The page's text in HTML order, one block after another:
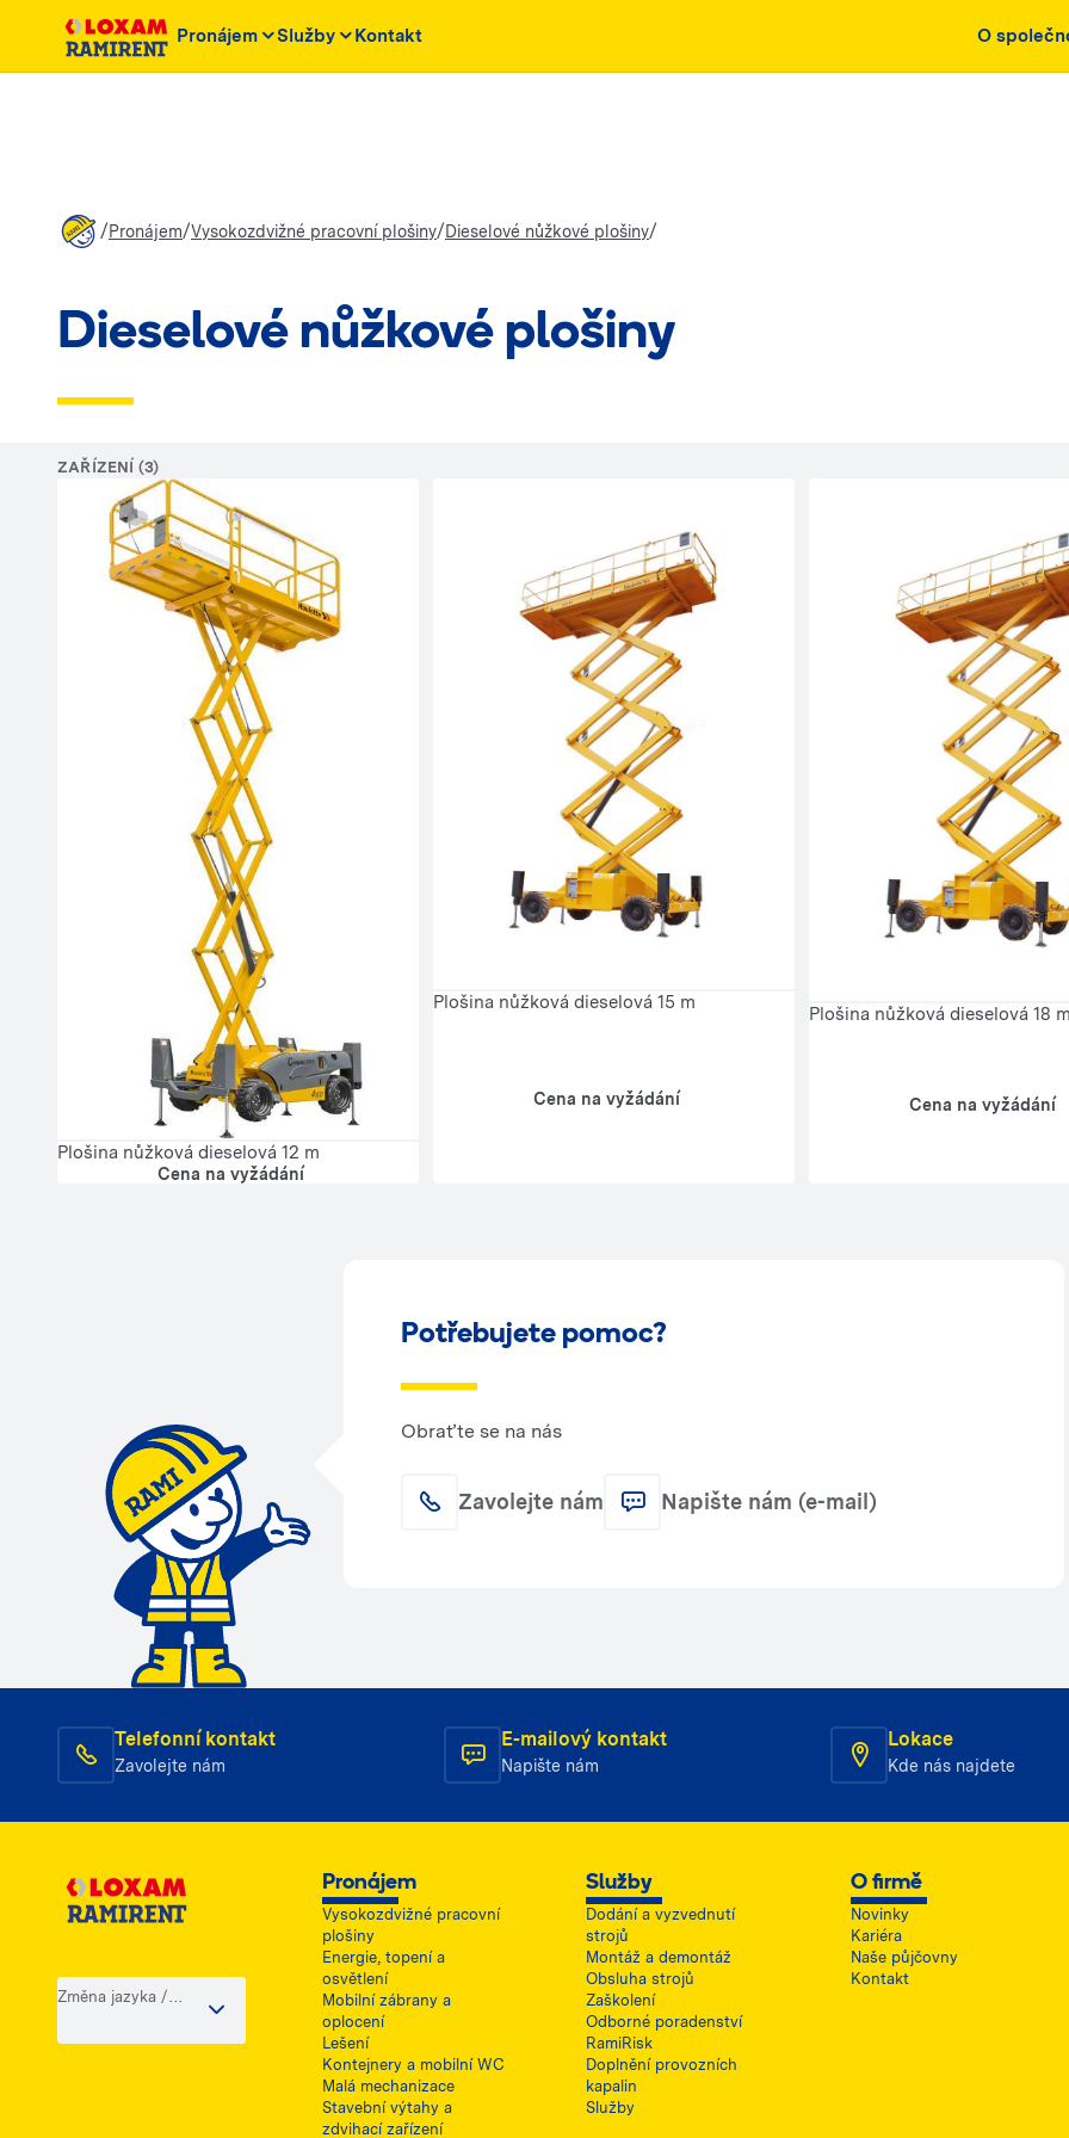
Pronájem Služby Kontakt O
/Pronájem/Vysokozdvižné pracovní plošiny/Dieselové nůžkové plošiny/
Dieselové nůžkové plošiny
ZAŘÍZENÍ (3)
Plošina nůžková dieselová 12 m
Cena na vyžádání
Plošina nůžková dieselová 15 m
Cena na vyžádání
Plošina nůžková dieselová 18
Cena na vyžádání
Potřebujete pomoc?
Obraťte se na nás
Zavolejte nám Napište nám (e-mail)
Telefonní kontakt
Zavolejte nám
E-mailový kontakt
Napište nám
Lokace
Kde nás najdete
Změna jazyka /
Pronájem
Vysokozdvižné pracovní
plošiny
Energie, topení a
osvětlení
Mobilní zábrany a
oplocení
Lešení
Kontejnery a mobilní WC
Malá mechanizace
Stavební výtahy a
zdvihací zařízení
Služby
Dodání a vyzvednutí
strojů
Montáž a demontáž
Obsluha strojů
Zaškolení
Odborné poradenství
RamiRisk
Doplnění provozních
kapalin
Služby
O firmě
Novinky
Kariéra
Naše půjčovny
Kontakt